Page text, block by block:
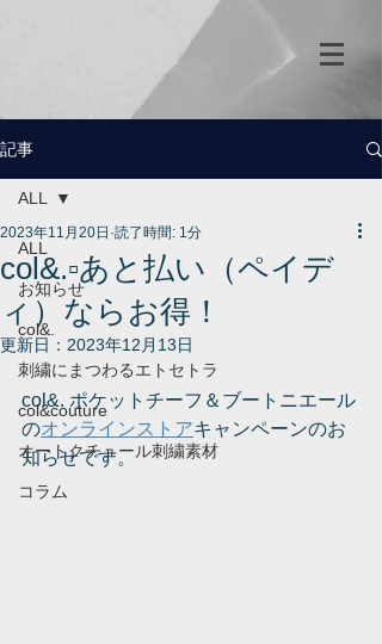
記事
ALL
お知らせ
col&.
刺繍にまつわるエトセトラ
col&couture
オートクチュール刺繍素材
コラム
ALL
col&.▫️あと払い（ペイデ
ィ）ならお得！
2023年11月20日 読了時間: 1分
更新日： 2023年12月13日
col&. ポケットチーフ＆ブートニエール
のオンラインストアキャンペーンのお
知らせです。